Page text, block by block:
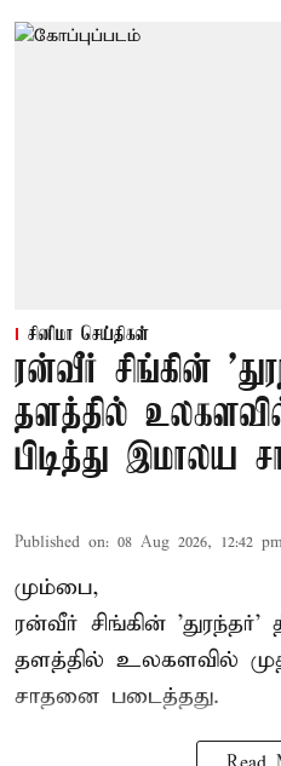
சினிமா செய்திகள்
ரன்வீர் சிங்கின்
தளத்தில்
பிடித்து இமாலய
Published on: 08 Aug 2026, 12:42
மும்பை,
ரன்வீர் சிங்கின் 'துரந்தர்'
தளத்தில் உலகளவில்
சாதனை படைத்தது.